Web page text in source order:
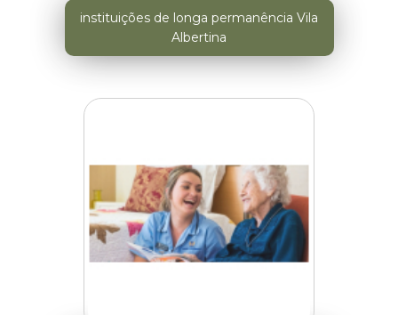
instituições de longa permanência Vila
Albertina